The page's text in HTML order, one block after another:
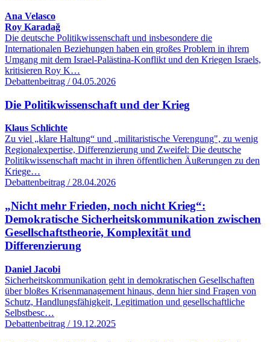
Ana Velasco
Roy Karadağ
Die deutsche Politikwissenschaft und insbesondere die
Internationalen Beziehungen haben ein großes Problem in ihrem
Umgang mit dem Israel-Palästina-Konflikt und den Kriegen Israels,
kritisieren Roy K…
Debattenbeitrag / 04.05.2026
Die Politikwissenschaft und der Krieg
Klaus Schlichte
Zu viel „klare Haltung“ und „militaristische Verengung", zu wenig
Regionalexpertise, Differenzierung und Zweifel: Die deutsche
Politikwissenschaft macht in ihren öffentlichen Äußerungen zu den
Kriege…
Debattenbeitrag / 28.04.2026
„Nicht mehr Frieden, noch nicht Krieg“:
Demokratische Sicherheitskommunikation zwischen
Gesellschaftstheorie, Komplexität und
Differenzierung
Daniel Jacobi
Sicherheitskommunikation geht in demokratischen Gesellschaften
über bloßes Krisenmanagement hinaus, denn hier sind Fragen von
Schutz, Handlungsfähigkeit, Legitimation und gesellschaftliche
Selbstbesc…
Debattenbeitrag / 19.12.2025